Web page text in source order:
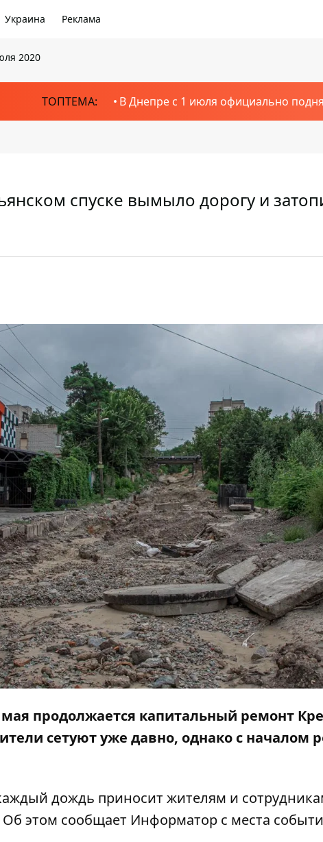
Украина Реклама
2020
ТОПТЕМА: В Днепре с 1 июля официально
спуске вымыло дорогу и
продолжается капитальный ремонт
сетуют уже давно, однако с началом
дождь приносит жителям и
этом сообщает Информатор с места